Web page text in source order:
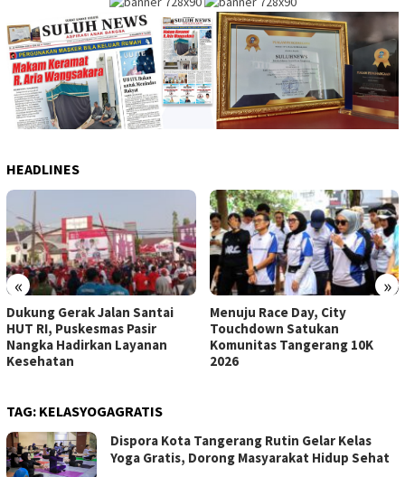
HEADLINES
« »
Dukung Gerak Jalan Santai
HUT RI, Puskesmas Pasir
Nangka Hadirkan Layanan
Kesehatan
Menuju Race Day, City
Touchdown Satukan
Komunitas Tangerang 10K
2026
TAG: KELASYOGAGRATIS
Dispora Kota Tangerang Rutin Gelar Kelas
Yoga Gratis, Dorong Masyarakat Hidup Sehat